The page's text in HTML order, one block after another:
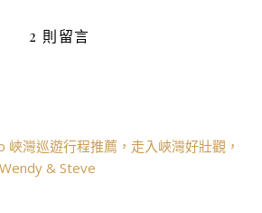
2 則留言
灣巡遊行程推薦，走入峽灣好壯觀，
& Steve